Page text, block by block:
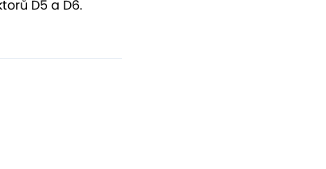
D5 a D6.